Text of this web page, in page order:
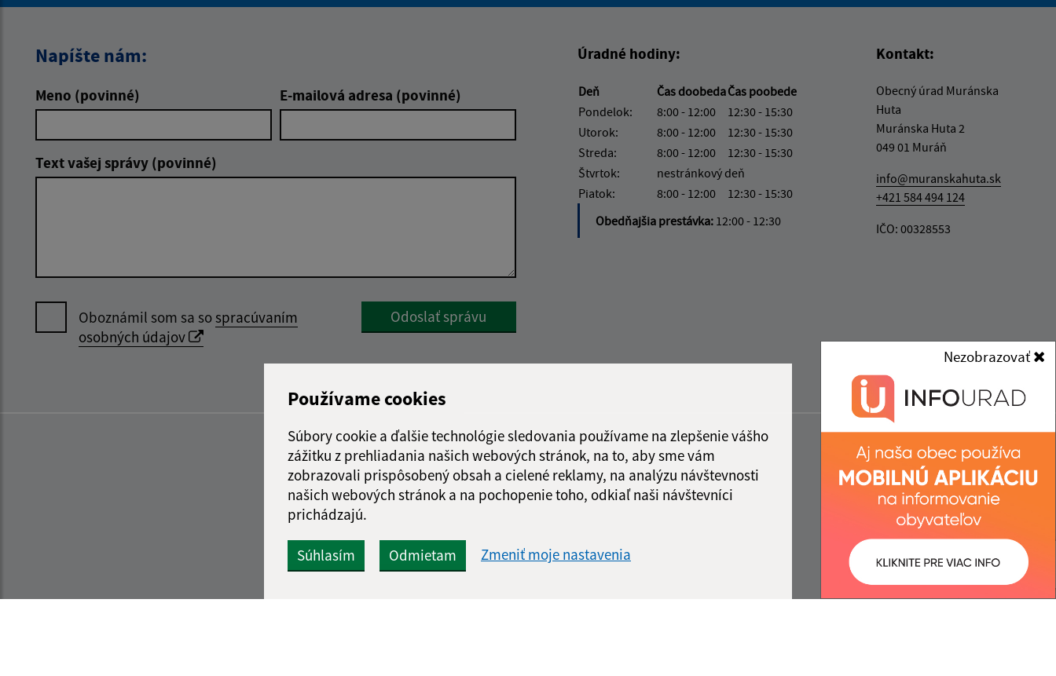
Používame cookies
Súbory cookie a ďalšie technológie sledovania používame na zlepšenie vášho
zážitku z prehliadania našich webových stránok, na to, aby sme vám
zobrazovali prispôsobený obsah a cielené reklamy, na analýzu návštevnosti
našich webových stránok a na pochopenie toho, odkiaľ naši návštevníci
prichádzajú.
Súhlasím Odmietam Zmeniť moje nastavenia
Nezobrazovať
Napíšte nám:
Meno (povinné) E-mailová adresa (povinné)
Text vašej správy (povinné)
Oboznámil som sa sospracúvaním
osobných údajov
Odoslať správu
Úradné hodiny:
Deň Čas doobedaČas poobede
Pondelok:
8:00 - 12:00
12:30 - 15:30
Utorok:
8:00 - 12:00
12:30 - 15:30
Streda:
8:00 - 12:00
12:30 - 15:30
Štvrtok:
nestránkový deň
Piatok:
8:00 - 12:00
12:30 - 15:30
Obedňajšia prestávka: 12:00 - 12:30
Kontakt:
Obecný úrad Muránska
Huta
Muránska Huta 2
049 01 Muráň
info@muranskahuta.sk
+421 584 494 124
IČO: 00328553